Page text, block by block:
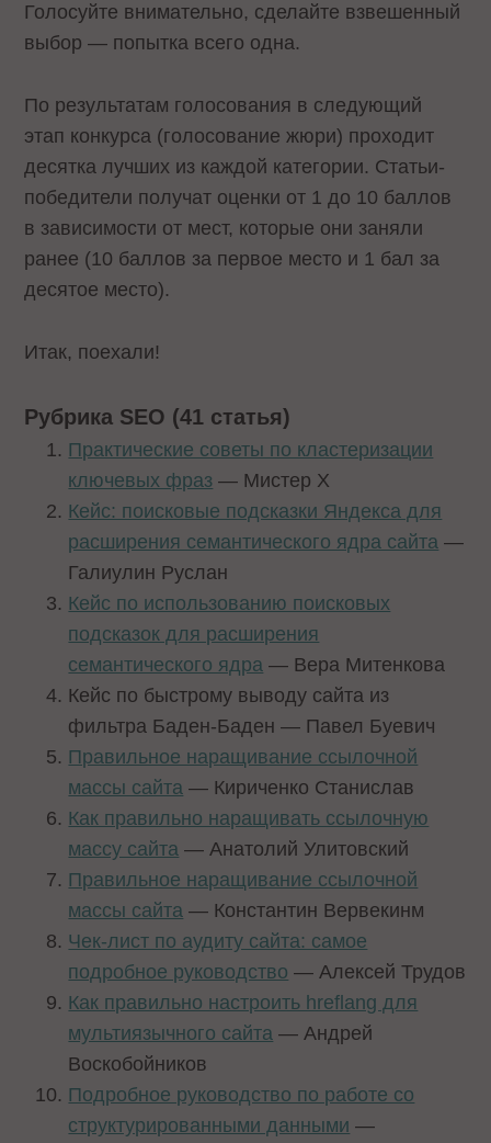
Голосуйте внимательно, сделайте взвешенный
выбор — попытка всего одна.
По результатам голосования в следующий
этап конкурса (голосование жюри) проходит
десятка лучших из каждой категории. Статьи-
победители получат оценки от 1 до 10 баллов
в зависимости от мест, которые они заняли
ранее (10 баллов за первое место и 1 бал за
десятое место).
Итак, поехали!
Рубрика SEO (41 статья)
Практические советы по кластеризации
ключевых фраз — Мистер Х
Кейс: поисковые подсказки Яндекса для
расширения семантического ядра сайта —
Галиулин Руслан
Кейс по использованию поисковых
подсказок для расширения
семантического ядра — Вера Митенкова
Кейс по быстрому выводу сайта из
фильтра Баден-Баден — Павел Буевич
Правильное наращивание ссылочной
массы сайта — Кириченко Станислав
Как правильно наращивать ссылочную
массу сайта — Анатолий Улитовский
Правильное наращивание ссылочной
массы сайта — Константин Вервекинм
Чек-лист по аудиту сайта: самое
подробное руководство — Алексей Трудов
Как правильно настроить hreflang для
мультиязычного сайта — Андрей
Воскобойников
Подробное руководство по работе со
структурированными данными —